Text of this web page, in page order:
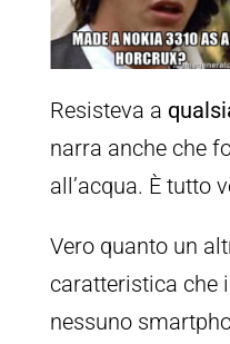
Resisteva a
narra anche che
all’acqua. È tutto
Vero quanto un
caratteristica che
nessuno